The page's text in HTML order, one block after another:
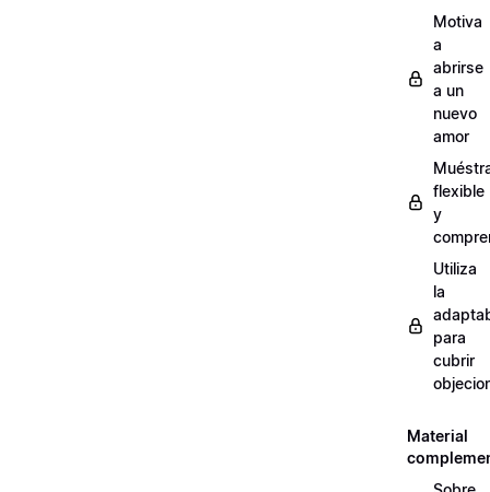
Motiva
a
abrirse
a un
nuevo
amor
flexible
y
Utiliza
la
para
cubrir
Material